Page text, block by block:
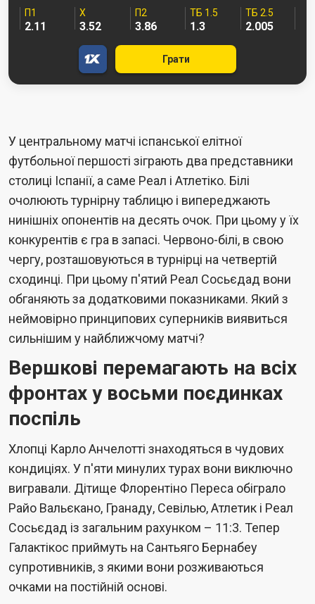
П1
2.11
Х
3.52
П2
3.86
ТБ 1.5
1.3
ТБ 2.5
2.005
Грати
У центральному матчі іспанської елітної
футбольної першості зіграють два представники
столиці Іспанії, а саме Реал і Атлетіко. Білі
очолюють турнірну таблицю і випереджають
нинішніх опонентів на десять очок. При цьому у їх
конкурентів є гра в запасі. Червоно-білі, в свою
чергу, розташовуються в турнірці на четвертій
сходинці. При цьому п'ятий Реал Сосьєдад вони
обганяють за додатковими показниками. Який з
неймовірно принципових суперників виявиться
сильнішим у найближчому матчі?
Вершкові перемагають на всіх
фронтах у восьми поєдинках
поспіль
Хлопці Карло Анчелотті знаходяться в чудових
кондиціях. У п'яти минулих турах вони виключно
вигравали. Дітище Флорентіно Переса обіграло
Райо Вальєкано, Гранаду, Севілью, Атлетик і Реал
Сосьєдад із загальним рахунком – 11:3. Тепер
Галактікос приймуть на Сантьяго Бернабеу
супротивників, з якими вони розживаються
очками на постійній основі.